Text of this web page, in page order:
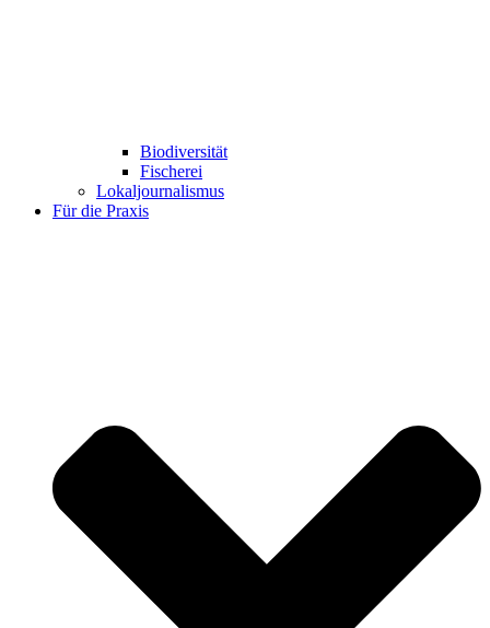
Biodiversität
Fischerei
Lokaljournalismus
Für die Praxis